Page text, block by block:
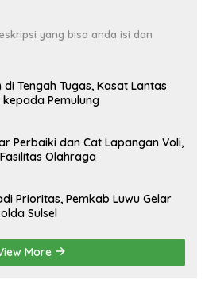
yang bisa anda isi dan
Tengah Tugas, Kasat Lantas
Pemulung
Perbaiki dan Cat Lapangan Voli,
Olahraga
Prioritas, Pemkab Luwu Gelar
Sulsel
More